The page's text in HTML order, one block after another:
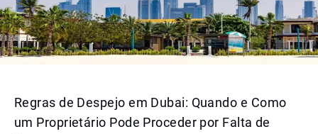
Regras de Despejo em Dubai: Quando e Como
um Proprietário Pode Proceder por Falta de